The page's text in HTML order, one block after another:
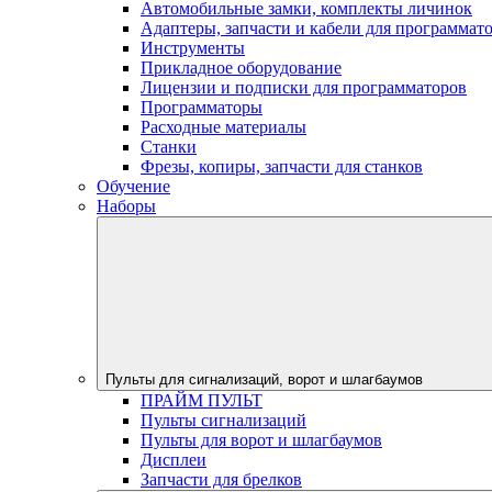
Автомобильные замки, комплекты личинок
Адаптеры, запчасти и кабели для
Инструменты
Прикладное оборудование
Лицензии и подписки для программаторов
Программаторы
Расходные материалы
Станки
Фрезы, копиры, запчасти для станков
Обучение
Наборы
Пульты для сигнализаций, ворот и шлагбаумов
ПРАЙМ ПУЛЬТ
Пульты сигнализаций
Пульты для ворот и шлагбаумов
Дисплеи
Запчасти для брелков